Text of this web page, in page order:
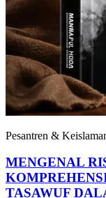
Pesantren &
MENGENAL
TASAWUF